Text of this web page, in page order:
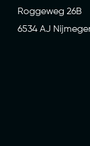
Roggeweg 26B
6534 AJ